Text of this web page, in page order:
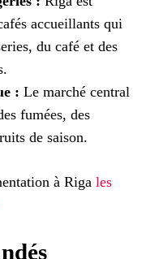
accueillants qui
du café et des
: Le marché central
fumées, des
de saison.
à Riga les